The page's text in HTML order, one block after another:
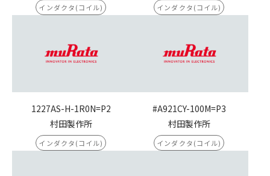
インダクタ(コイル) インダクタ(コイル)
1227AS-H-1R0N=P2
村田製作所
インダクタ(コイル)
#A921CY-100M=P3
村田製作所
インダクタ(コイル)